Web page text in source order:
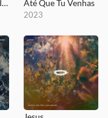
Exaltamos o Cordeiro Até Que Tu Venhas
2023